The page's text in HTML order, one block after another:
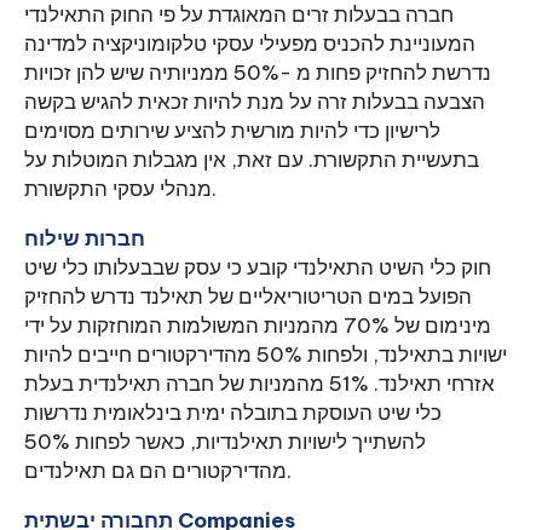
חברה בבעלות זרים המאוגדת על פי החוק התאילנדי
המעוניינת להכניס מפעילי עסקי טלקומוניקציה למדינה
נדרשת להחזיק פחות מ -50% ממניותיה שיש להן זכויות
הצבעה בבעלות זרה על מנת להיות זכאית להגיש בקשה
לרישיון כדי להיות מורשית להציע שירותים מסוימים
בתעשיית התקשורת. עם זאת, אין מגבלות המוטלות על
מנהלי עסקי התקשורת.
חברות שילוח
חוק כלי השיט התאילנדי קובע כי עסק שבבעלותו כלי שיט
הפועל במים הטריטוריאליים של תאילנד נדרש להחזיק
מינימום של 70% מהמניות המשולמות המוחזקות על ידי
ישויות בתאילנד, ולפחות 50% מהדירקטורים חייבים להיות
אזרחי תאילנד. 51% מהמניות של חברה תאילנדית בעלת
כלי שיט העוסקת בתובלה ימית בינלאומית נדרשות
להשתייך לישויות תאילנדיות, כאשר לפחות 50%
מהדירקטורים הם גם תאילנדים.
תחבורה יבשתית Companies